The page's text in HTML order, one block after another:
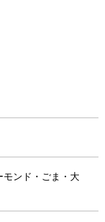
モンド・ごま・大